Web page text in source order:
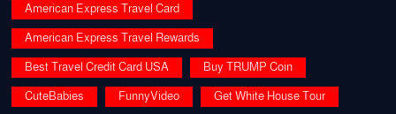
American Express Travel Card
American Express Travel Rewards
Best Travel Credit Card USA
Buy TRUMP Coin
CuteBabies
FunnyVideo
Get White House Tour